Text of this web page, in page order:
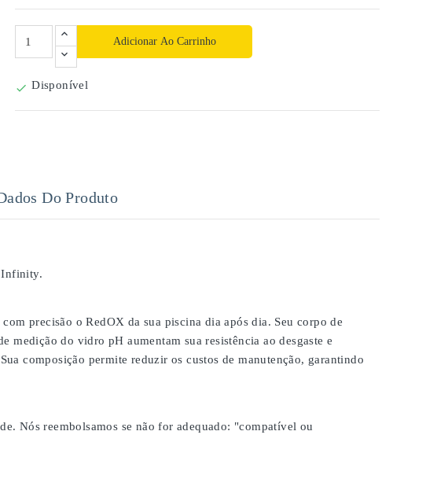
Adicionar Ao Carrinho
 Disponível
Do Produto
Infinity.
precisão o RedOX da sua piscina dia após dia. Seu corpo de
medição do vidro pH aumentam sua resistência ao desgaste e
composição permite reduzir os custos de manutenção, garantindo
Nós reembolsamos se não for adequado: "compatível ou